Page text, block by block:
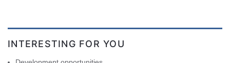
INTERESTING FOR YOU